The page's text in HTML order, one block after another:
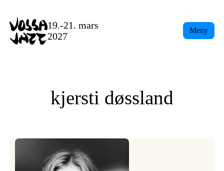
content
19.-21. mars
2027
Meny
kjersti døssland